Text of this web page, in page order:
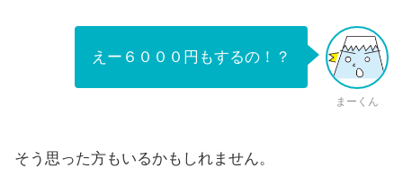
えー６０００円もするの！？
まーくん
そう思った方もいるかもしれません。